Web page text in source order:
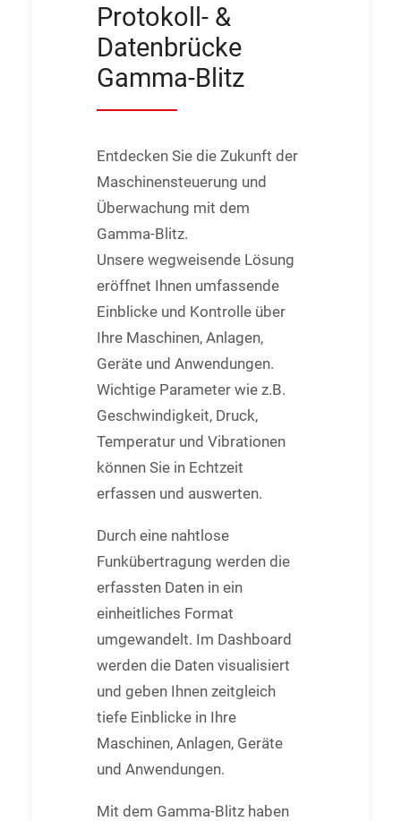
Protokoll- &
Datenbrücke
Gamma-Blitz
Entdecken Sie die Zukunft der
Maschinensteuerung und
Überwachung mit dem
Gamma-Blitz.
Unsere wegweisende Lösung
eröffnet Ihnen umfassende
Einblicke und Kontrolle über
Ihre Maschinen, Anlagen,
Geräte und Anwendungen.
Wichtige Parameter wie z.B.
Geschwindigkeit, Druck,
Temperatur und Vibrationen
können Sie in Echtzeit
erfassen und auswerten.
Durch eine nahtlose
Funkübertragung werden die
erfassten Daten in ein
einheitliches Format
umgewandelt. Im Dashboard
werden die Daten visualisiert
und geben Ihnen zeitgleich
tiefe Einblicke in Ihre
Maschinen, Anlagen, Geräte
und Anwendungen.
Mit dem Gamma-Blitz haben